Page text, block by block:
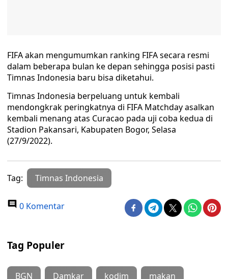
FIFA akan mengumumkan ranking FIFA secara resmi
dalam beberapa bulan ke depan sehingga posisi pasti
Timnas Indonesia baru bisa diketahui.
Timnas Indonesia berpeluang untuk kembali
mendongkrak peringkatnya di FIFA Matchday asalkan
kembali menang atas Curacao pada uji coba kedua di
Stadion Pakansari, Kabupaten Bogor, Selasa
(27/9/2022).
Tag: Timnas Indonesia
0 Komentar
Tag Populer
BGN Damkar kodim makan